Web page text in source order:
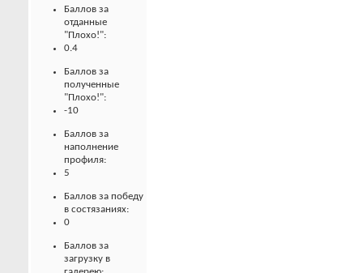
Баллов за
отданные
"Плохо!":
0.4
Баллов за
полученные
"Плохо!":
-10
Баллов за
наполнение
профиля:
5
Баллов за победу
в состязаниях:
0
Баллов за
загрузку в